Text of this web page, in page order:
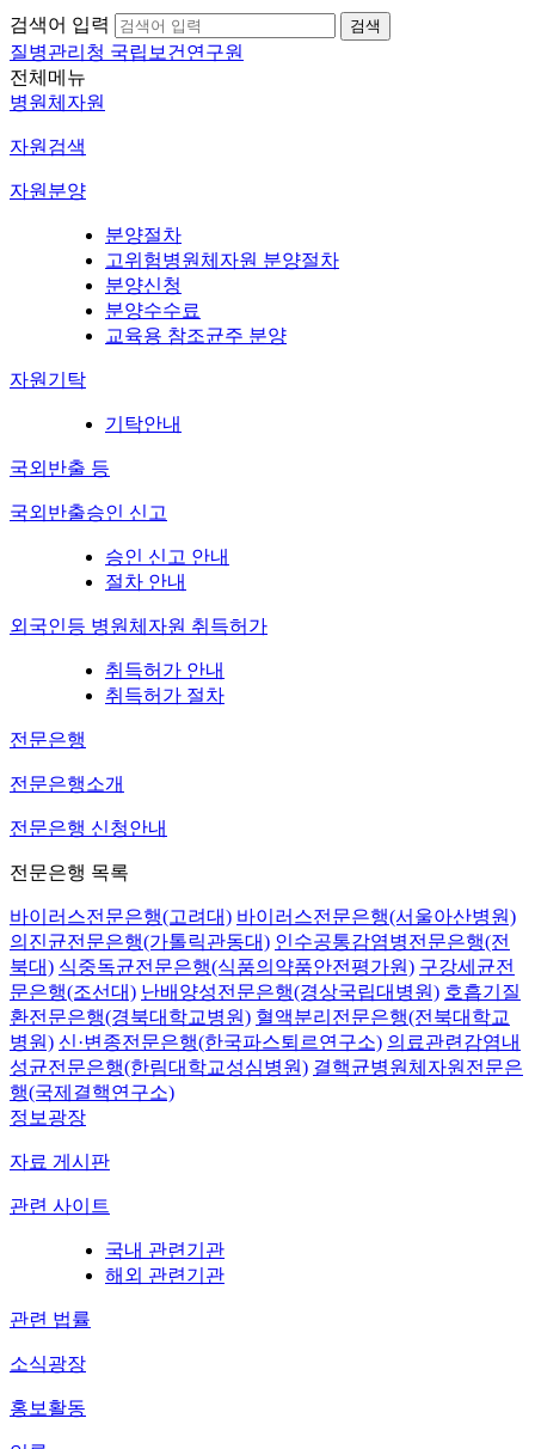
검색어 입력
질병관리청 국립보건연구원
전체메뉴
병원체자원
자원검색
자원분양
분양절차
고위험병원체자원 분양절차
분양신청
분양수수료
교육용 참조균주 분양
자원기탁
기탁안내
국외반출 등
국외반출승인 신고
승인 신고 안내
절차 안내
외국인등 병원체자원 취득허가
취득허가 안내
취득허가 절차
전문은행
전문은행소개
전문은행 신청안내
전문은행 목록
바이러스전문은행(고려대) 바이러스전문은행(서울아산병원)
의진균전문은행(가톨릭관동대) 인수공통감염병전문은행(전
북대) 식중독균전문은행(식품의약품안전평가원) 구강세균전
문은행(조선대) 난배양성전문은행(경상국립대병원) 호흡기질
환전문은행(경북대학교병원) 혈액분리전문은행(전북대학교
병원) 신·변종전문은행(한국파스퇴르연구소) 의료관련감염내
성균전문은행(한림대학교성심병원) 결핵균병원체자원전문은
행(국제결핵연구소)
정보광장
자료 게시판
관련 사이트
국내 관련기관
해외 관련기관
관련 법률
소식광장
홍보활동